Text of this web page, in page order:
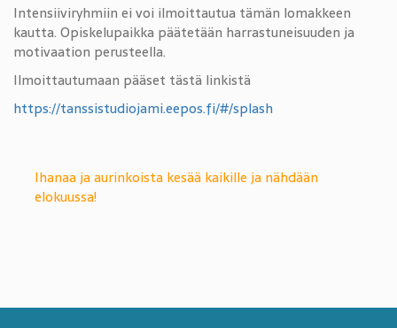
Intensiiviryhmiin ei voi ilmoittautua tämän lomakkeen
kautta. Opiskelupaikka päätetään harrastuneisuuden ja
motivaation perusteella.
Ilmoittautumaan pääset tästä linkistä
https://tanssistudiojami.eepos.fi/#/splash
Ihanaa ja aurinkoista kesää kaikille ja nähdään
elokuussa!